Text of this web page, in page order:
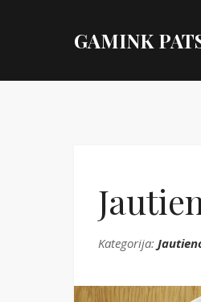
GAMINK
Kategorija: